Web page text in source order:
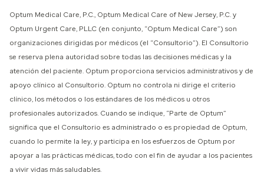
Optum Medical Care, P.C., Optum Medical Care of New Jersey, P.C. y
Optum Urgent Care, PLLC (en conjunto, “Optum Medical Care”) son
organizaciones dirigidas por médicos (el “Consultorio”). El Consultorio
se reserva plena autoridad sobre todas las decisiones médicas y la
atención del paciente. Optum proporciona servicios administrativos y de
apoyo clínico al Consultorio. Optum no controla ni dirige el criterio
clínico, los métodos o los estándares de los médicos u otros
profesionales autorizados. Cuando se indique, “Parte de Optum”
significa que el Consultorio es administrado o es propiedad de Optum,
cuando lo permite la ley, y participa en los esfuerzos de Optum por
apoyar a las prácticas médicas, todo con el fin de ayudar a los pacientes
a vivir vidas más saludables.